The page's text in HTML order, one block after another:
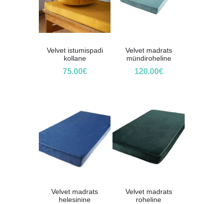
Velvet istumispadi
kollane
75.00€
Velvet madrats
mündiroheline
120.00€
Velvet madrats
helesinine
Velvet madrats
roheline